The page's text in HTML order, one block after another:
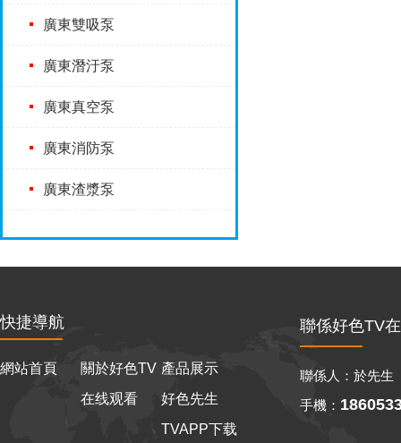
廣東雙吸泵
廣東潛汙泵
廣東真空泵
廣東消防泵
廣東渣漿泵
快捷導航
網站首頁 關於好色TV
在线观看
產品展示
好色先生
TVAPP下载
聯係好色TV
聯係人：於先生
手機：